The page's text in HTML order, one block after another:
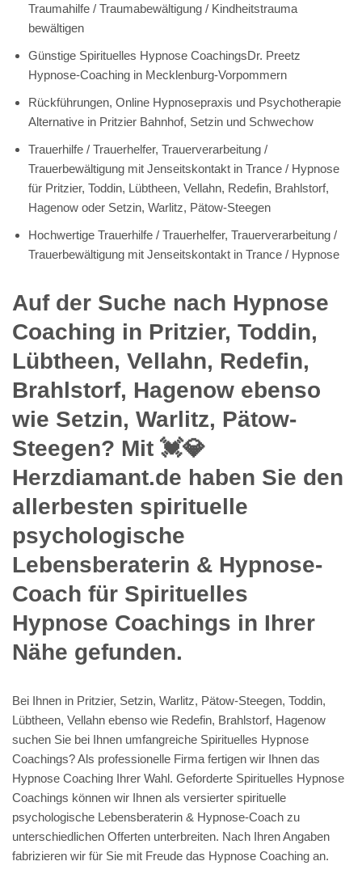
Traumahilfe / Traumabewältigung / Kindheitstrauma
bewältigen
Günstige Spirituelles Hypnose CoachingsDr. Preetz
Hypnose-Coaching in Mecklenburg-Vorpommern
Rückführungen, Online Hypnosepraxis und Psychotherapie
Alternative in Pritzier Bahnhof, Setzin und Schwechow
Trauerhilfe / Trauerhelfer, Trauerverarbeitung /
Trauerbewältigung mit Jenseitskontakt in Trance / Hypnose
für Pritzier, Toddin, Lübtheen, Vellahn, Redefin, Brahlstorf,
Hagenow oder Setzin, Warlitz, Pätow-Steegen
Hochwertige Trauerhilfe / Trauerhelfer, Trauerverarbeitung /
Trauerbewältigung mit Jenseitskontakt in Trance / Hypnose
Auf der Suche nach Hypnose
Coaching in Pritzier, Toddin,
Lübtheen, Vellahn, Redefin,
Brahlstorf, Hagenow ebenso
wie Setzin, Warlitz, Pätow-
Steegen? Mit 💓️💎
Herzdiamant.de haben Sie den
allerbesten spirituelle
psychologische
Lebensberaterin & Hypnose-
Coach für Spirituelles
Hypnose Coachings in Ihrer
Nähe gefunden.
Bei Ihnen in Pritzier, Setzin, Warlitz, Pätow-Steegen, Toddin,
Lübtheen, Vellahn ebenso wie Redefin, Brahlstorf, Hagenow
suchen Sie bei Ihnen umfangreiche Spirituelles Hypnose
Coachings? Als professionelle Firma fertigen wir Ihnen das
Hypnose Coaching Ihrer Wahl. Geforderte Spirituelles Hypnose
Coachings können wir Ihnen als versierter spirituelle
psychologische Lebensberaterin & Hypnose-Coach zu
unterschiedlichen Offerten unterbreiten. Nach Ihren Angaben
fabrizieren wir für Sie mit Freude das Hypnose Coaching an.